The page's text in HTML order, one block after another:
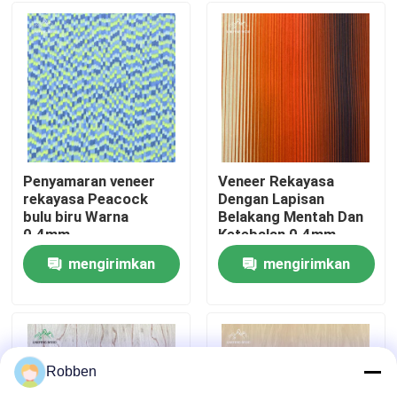
Tentang Kami
Tur Pabrik
Kontrol Kualitas
Hubungi Kami
Berita
Kasus-kasus
Minta Kutipan
Penyamaran veneer
rekayasa Peacock
bulu biru Warna
0.4mm
mengirimkan
Veneer Rekayasa
Dengan Lapisan
Belakang Mentah Dan
Ketebalan 0.4mm
Dalam Warna Neon
Sunsetmengirimkan
Robben